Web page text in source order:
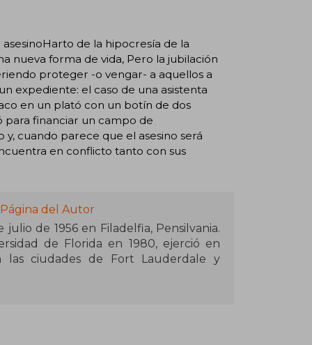
de la hipocresía de la
nueva forma de vida, Pero la jubilación
proteger -o vengar- a aquellos a
expediente: el caso de una asistenta
en un plató con un botín de dos
para financiar un campo de
cuando parece que el asesino será
en conflicto tanto con sus
del Autor
de 1956 en Filadelfia, Pensilvania.
de Florida en 1980, ejerció en
las ciudades de Fort Lauderdale y